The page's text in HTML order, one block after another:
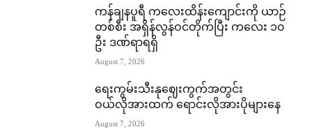
ကန်ချနပူရီ ကလေးထိန်းကျောင်းကို ယာဉ်
တစ်စီး အရှိန်လွန်ဝင်တိုက်ပြီး ကလေး ၁၀
ဦး ဒဏ်ရာရရှိ
August 7, 2026
ရေးကွမ်းသီးနုဈေးကွက်အတွင်း
ဝယ်လိုအားထက် ရောင်းလိုအားပိုများနေ
August 7, 2026